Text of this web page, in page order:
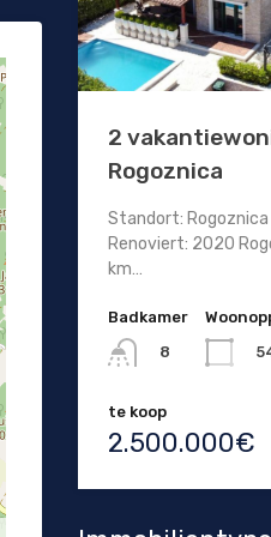
2
Rogoznica
Standort:
Renoviert: 2020
km…
Badkamer
8
te koop
2.500.000€